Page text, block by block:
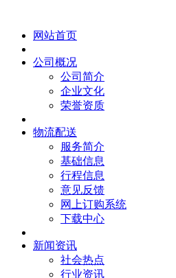
网站首页
公司概况
公司简介
企业文化
荣誉资质
物流配送
服务简介
基础信息
行程信息
意见反馈
网上订购系统
下载中心
新闻资讯
社会热点
行业资讯